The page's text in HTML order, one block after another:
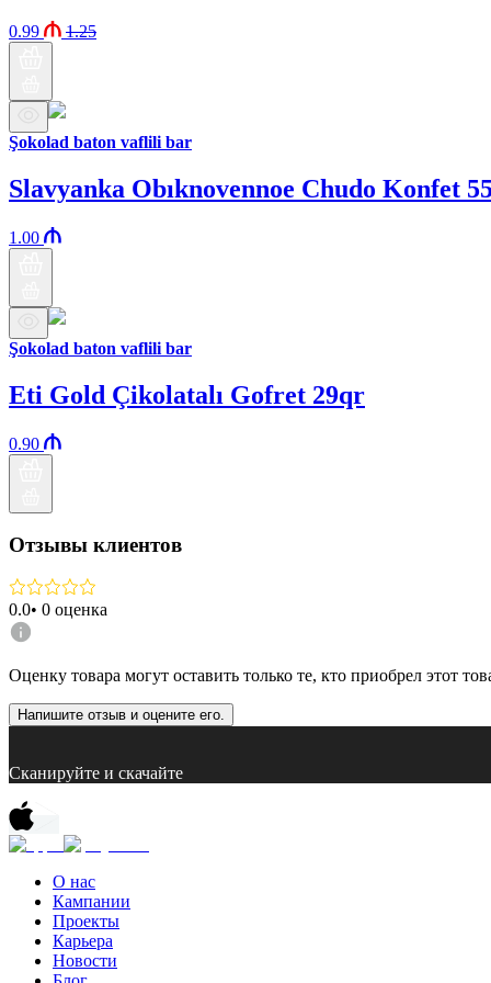
0.99 1.25
Şokolad baton vaflili bar
Slavyanka Obıknovennoe Chudo Konfet
1.00
Şokolad baton vaflili bar
Eti Gold Çikolatalı Gofret 29qr
0.90
Отзывы клиентов
0.0• 0 оценка
Оценку товара могут оставить только те, кто приобрел этот
Напишите отзыв и оцените его.
Сканируйте и скачайте
О нас
Кампании
Проекты
Карьера
Новости